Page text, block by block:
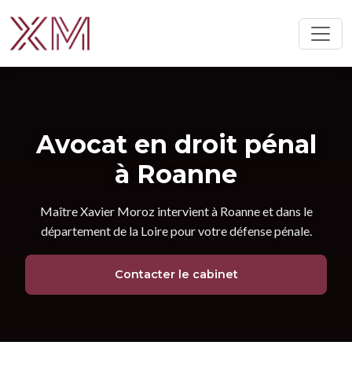
Avocat en droit pénal
à Roanne
Maître Xavier Moroz intervient à Roanne et dans le
département de la Loire pour votre défense pénale.
Contacter le cabinet